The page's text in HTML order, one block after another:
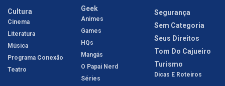
Cultura
Cinema
Literatura
Música
Programa Conexão
Teatro
Geek
Animes
Games
HQs
Mangás
O Papai Nerd
Séries
Segurança
Sem Categoria
Seus Direitos
Tom Do Cajueiro
Turismo
Dicas E Roteiros